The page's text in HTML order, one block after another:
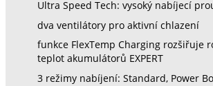
Ultra Speed Tech: vysoký nabíjecí
dva ventilátory pro aktivní chlazení
funkce FlexTemp Charging rozšiřuje
teplot akumulátorů EXPERT
3 režimy nabíjení: Standard, Power